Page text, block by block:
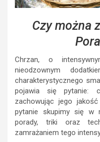
Czy można
Chrzan, o
nieodzownym
charakterystycznego
pojawia się pytanie:
zachowując jego
pytanie skupimy się w
porady, triki oraz
zamrażaniem tego